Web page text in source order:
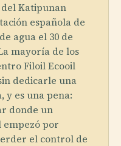
Katipunan
española de
agua el 30 de
mayoría de los
Filoil Ecooil
dedicarle una
y es una pena:
donde un
por
el control de